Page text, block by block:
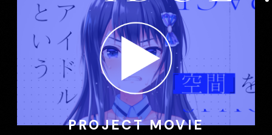
PROJECT MOVIE